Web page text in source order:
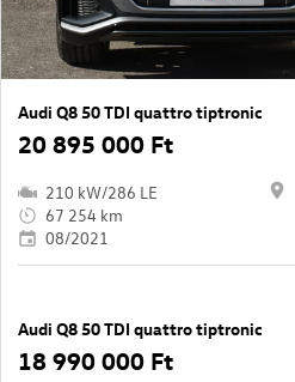
Audi Q8 50 TDI quattro tiptronic
20 895 000 Ft
210 kW/286 LE
67 254 km
08/2021
Audi Q8 50 TDI quattro tiptronic
18 990 000 Ft